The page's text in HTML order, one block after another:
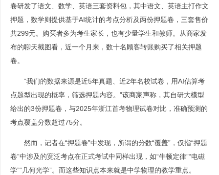
卷研发了语文、数学、英语三套资料包，其中语文、英语主打作文
押题，数学则提供基于AI统计的考点分析及两份押题卷，三套售价
共299元。购买者多为考生家长，也有少量学生和教师。从商家发
布的聊天截图看，近一个月来，数十名顾客转账购买了相关押题
卷。
“我们的数据来源是近5年真题、近2年名校试卷，用AI估算考
点题型出现的概率，筛选押题内容。”该商家声称，其自研大模型
给出的3份押题卷，与2025年浙江首考物理试卷对比，准确预测的
考点覆盖分数超过75分。
然而，记者在“押题卷”中发现，所谓的分数“覆盖”，仅指“押题
卷”中涉及的宽泛考点在正式考试中同样出现，如“牛顿定律”“电磁
学”“几何光学”。而这些知识点本来就是中学物理的教学重点。